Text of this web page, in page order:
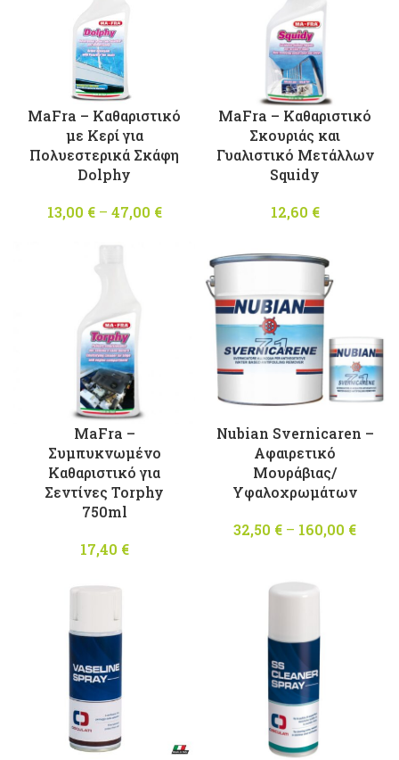
MaFra – Καθαριστικό
με Κερί για
Πολυεστερικά Σκάφη
Dolphy
13,00 € – 47,00 €
through
47,00 €
MaFra – Καθαριστικό
Σκουριάς και
Γυαλιστικό Μετάλλων
Squidy
12,60 €
MaFra –
Συμπυκνωμένο
Καθαριστικό για
Σεντίνες Torphy
750ml
17,40 €
Nubian Svernicaren –
Αφαιρετικό
Μουράβιας/
Υφαλοχρωμάτων
32,50 € – 160,00 €